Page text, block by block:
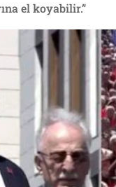
el koyabilir.”